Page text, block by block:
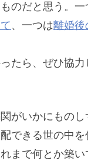
のだと思う。一
、一つは離婚後
たら、ぜひ協
がいかにもの
できる世の中
まで何とか築